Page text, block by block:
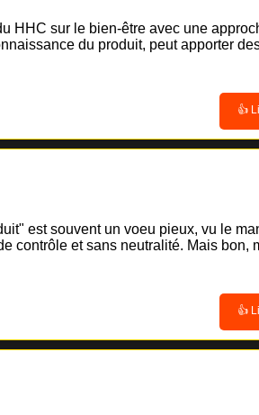
HHC sur le bien-être avec une
du produit, peut apporter
👍
est souvent un voeu pieux, vu le
contrôle et sans neutralité. Mais bon,
👍